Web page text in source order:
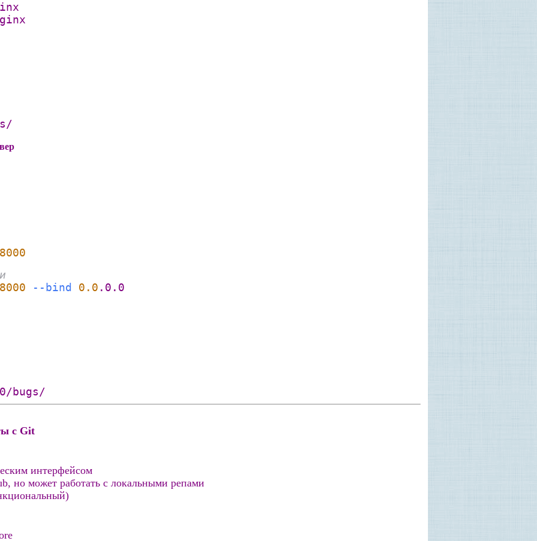
8000
8000
--bind 0.0 .0.0
bugs/
с Git
интерфейсом
но может работать с локальными репами